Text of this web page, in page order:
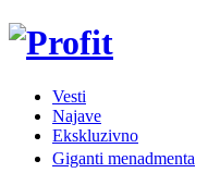
Vesti
Najave
Ekskluzivno
Giganti menadmenta